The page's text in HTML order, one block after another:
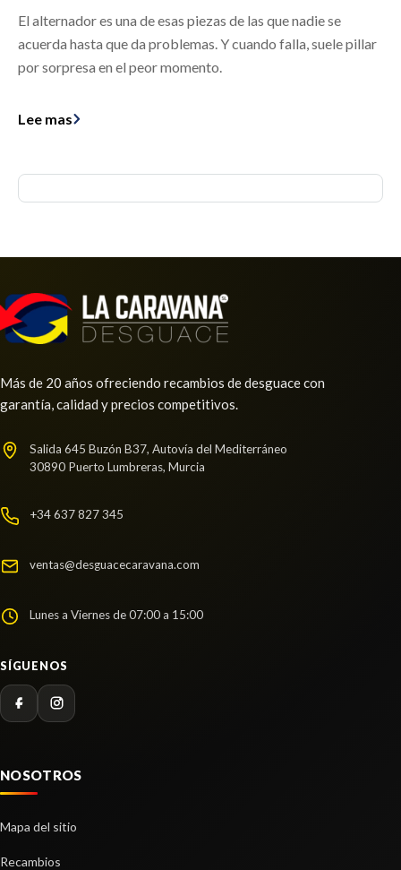
El alternador es una de esas piezas de las que nadie se
acuerda hasta que da problemas. Y cuando falla, suele pillar
por sorpresa en el peor momento.
Lee mas
Más de 20 años ofreciendo recambios de desguace con
garantía, calidad y precios competitivos.
Salida 645 Buzón B37, Autovía del Mediterráneo
30890 Puerto Lumbreras, Murcia
+34 637 827 345
ventas@desguacecaravana.com
Lunes a Viernes de 07:00 a 15:00
SÍGUENOS
NOSOTROS
Mapa del sitio
Recambios